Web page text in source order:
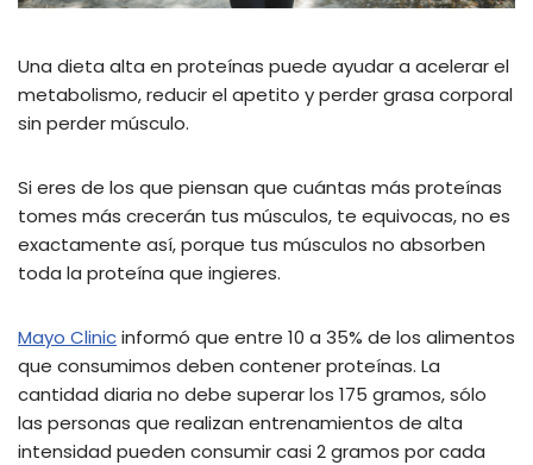
Una dieta alta en proteínas puede ayudar a acelerar el
metabolismo, reducir el apetito y perder grasa corporal
sin perder músculo.
Si eres de los que piensan que cuántas más proteínas
tomes más crecerán tus músculos, te equivocas, no es
exactamente así, porque tus músculos no absorben
toda la proteína que ingieres.
Mayo Clinicinformó que entre 10 a 35% de los alimentos
que consumimos deben contener proteínas. La
cantidad diaria no debe superar los 175 gramos, sólo
las personas que realizan entrenamientos de alta
intensidad pueden consumir casi 2 gramos por cada